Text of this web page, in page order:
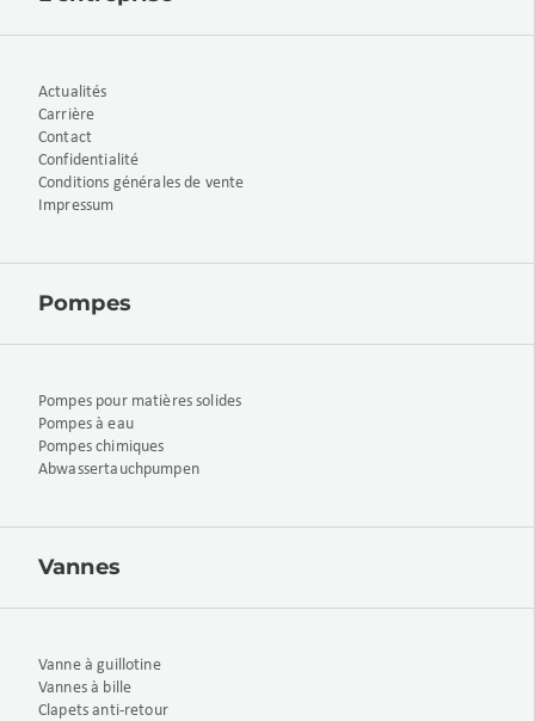
Actualités
Carrière
Contact
Confidentialité
Conditions générales de vente
Impressum
Pompes
Pompes pour matières solides
Pompes à eau
Pompes chimiques
Abwassertauchpumpen
Vannes
Vanne à guillotine
Vannes à bille
Clapets anti-retour